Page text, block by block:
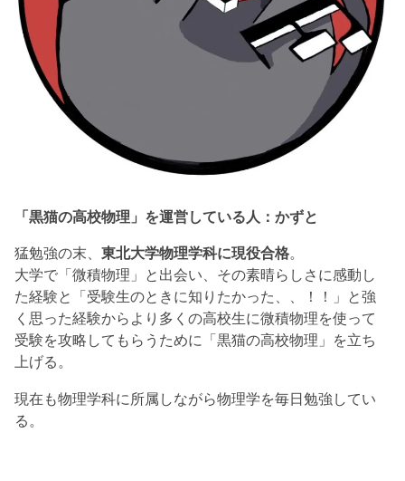
「黒猫の高校物理」を運営している人：かずと
猛勉強の末、東北大学物理学科に現役合格。
大学で「微積物理」と出会い、その素晴らしさに感動し
た経験と「受験生のときに知りたかった、、！！」と強
く思った経験からより多くの高校生に微積物理を使って
受験を攻略してもらうために「黒猫の高校物理」を立ち
上げる。
現在も物理学科に所属しながら物理学を毎日勉強してい
る。